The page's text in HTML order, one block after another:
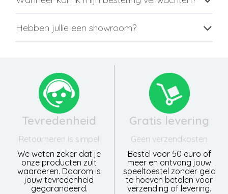
Hebben jullie een showroom?
Tevredenheid
Retourneren is simpel
We weten zeker dat je
onze producten zult
waarderen. Daarom is
jouw tevredenheid
gegarandeerd.
Gratis levering
Geen verzendkosten
Bestel voor 50 euro of
meer en ontvang jouw
speeltoestel zonder geld
te hoeven betalen voor
verzending of levering.